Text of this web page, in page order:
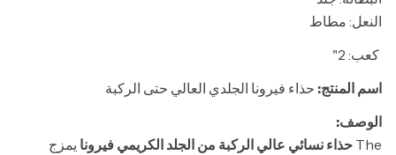
النعل: مطاط
كعب: 2"
اسم المنتج: حذاء فيرونا الجلدي العالي حتى الركبة
الوصف:
The حذاء نسائي عالي الركبة من الجلد الكريمي فيرونا يمزج